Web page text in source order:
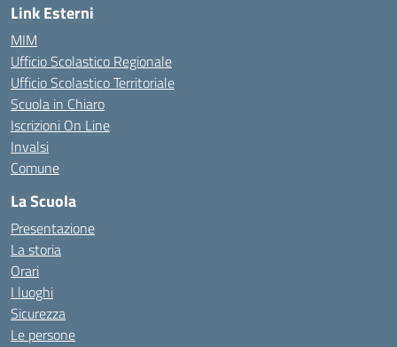
Link Esterni
MIM
Ufficio Scolastico Regionale
Ufficio Scolastico Territoriale
Scuola in Chiaro
Iscrizioni On Line
Invalsi
Comune
La Scuola
Presentazione
La storia
Orari
I luoghi
Sicurezza
Le persone